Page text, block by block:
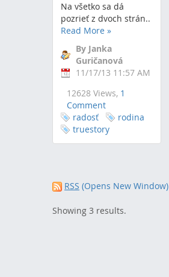
Na všetko sa dá
pozrieť z dvoch strán..
Read More »
By Janka
Guričanová
11/17/13 11:57 AM
12628 Views, 1
Comment
radosť
rodina
truestory
RSS (Opens New Window)
Showing 3 results.